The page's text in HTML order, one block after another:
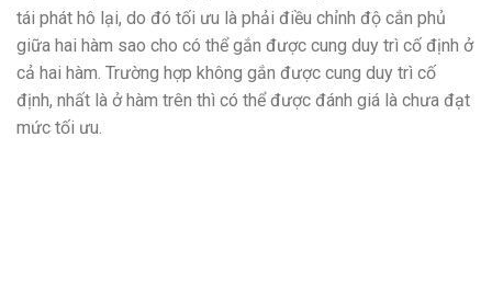
tái phát hô lại, do đó tối ưu là phải điều chỉnh độ cắn phủ
giữa hai hàm sao cho có thể gắn được cung duy trì cố định ở
cả hai hàm. Trường hợp không gắn được cung duy trì cố
định, nhất là ở hàm trên thì có thể được đánh giá là chưa đạt
mức tối ưu.